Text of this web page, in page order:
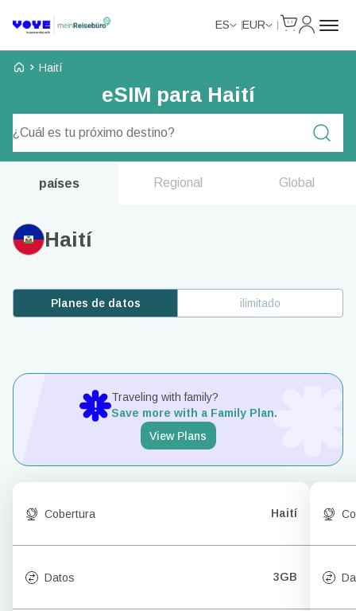
ES EUR
Voye Homepage
Haití
eSIM para Haití
países Regional Global
Haití
Planes de datos ilimitado
Traveling with family?
Save more with a Family Plan.
View Plans
Cobertura Haití
Datos 3GB